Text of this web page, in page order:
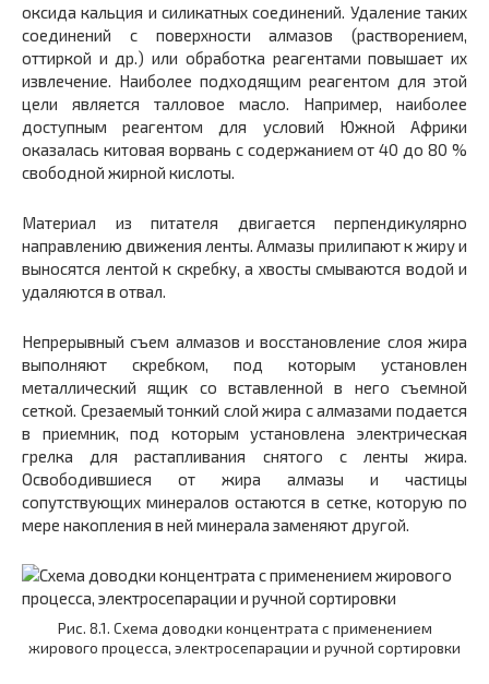
оксида кальция и силикатных соединений. Удаление таких
соединений с поверхности алмазов (растворением,
оттиркой и др.) или обработка реагентами повышает их
извлечение. Наиболее подходящим реагентом для этой
цели является талловое масло. Например, наиболее
доступным реагентом для условий Южной Африки
оказалась китовая ворвань с содержанием от 40 до 80 %
свободной жирной кислоты.
Материал из питателя двигается перпендикулярно
направлению движения ленты. Алмазы прилипают к жиру и
выносятся лентой к скребку, а хвосты смываются водой и
удаляются в отвал.
Непрерывный съем алмазов и восстановление слоя жира
выполняют скребком, под которым установлен
металлический ящик со вставленной в него съемной
сеткой. Срезаемый тонкий слой жира с алмазами подается
в приемник, под которым установлена электрическая
грелка для растапливания снятого с ленты жира.
Освободившиеся от жира алмазы и частицы
сопутствующих минералов остаются в сетке, которую по
мере накопления в ней минерала заменяют другой.
Рис. 8.1. Схема доводки концентрата с применением
жирового процесса, электросепарации и ручной сортировки